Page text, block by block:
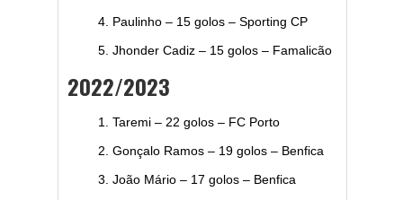
Paulinho – 15 golos – Sporting CP
Jhonder Cadiz – 15 golos – Famalicão
2022/2023
Taremi – 22 golos – FC Porto
Gonçalo Ramos – 19 golos – Benfica
João Mário – 17 golos – Benfica